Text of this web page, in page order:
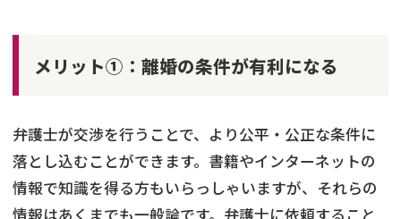
メリット①：離婚の条件が有利になる
弁護士が交渉を行うことで、より公平・公正な条件に
落とし込むことができます。書籍やインターネットの
情報で知識を得る方もいらっしゃいますが、それらの
情報はあくまでも一般論です。弁護士に依頼すること